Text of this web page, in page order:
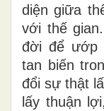
diện giữa
với thế
đời để ướp
tan biến
đổi sự thật
lấy thuận